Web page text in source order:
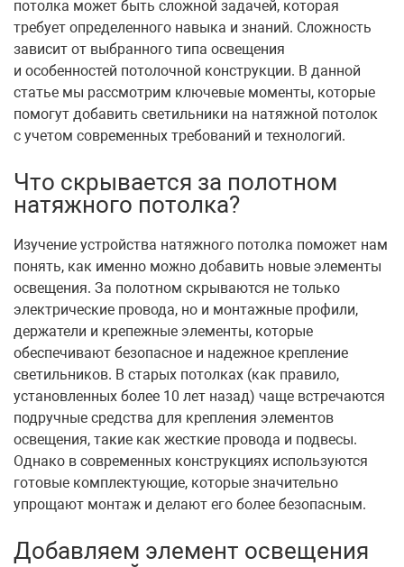
потолка может быть сложной задачей, которая
требует определенного навыка и знаний. Сложность
зависит от выбранного типа освещения
и особенностей потолочной конструкции. В данной
статье мы рассмотрим ключевые моменты, которые
помогут добавить светильники на натяжной потолок
с учетом современных требований и технологий.
Что скрывается за полотном
натяжного потолка?
Изучение устройства натяжного потолка поможет нам
понять, как именно можно добавить новые элементы
освещения. За полотном скрываются не только
электрические провода, но и монтажные профили,
держатели и крепежные элементы, которые
обеспечивают безопасное и надежное крепление
светильников. В старых потолках (как правило,
установленных более 10 лет назад) чаще встречаются
подручные средства для крепления элементов
освещения, такие как жесткие провода и подвесы.
Однако в современных конструкциях используются
готовые комплектующие, которые значительно
упрощают монтаж и делают его более безопасным.
Добавляем элемент освещения